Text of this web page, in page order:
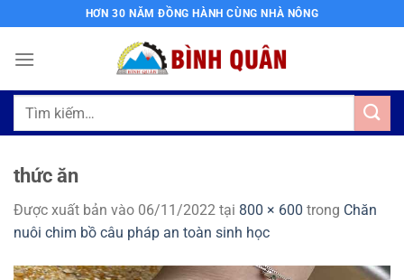
qua
nội
HƠN 30 NĂM ĐỒNG HÀNH CÙNG NHÀ NÔNG
Tìm
thức ăn
Được xuất bản vào 06/11/2022 tại 800 × 600 trong Chăn
nuôi chim bồ câu pháp an toàn sinh học